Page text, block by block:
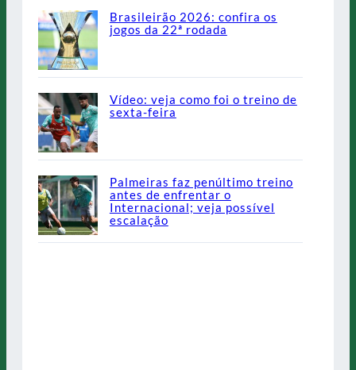
Brasileirão 2026: confira os
jogos da 22ª rodada
Vídeo: veja como foi o treino de
sexta-feira
Palmeiras faz penúltimo treino
antes de enfrentar o
Internacional; veja possível
escalação